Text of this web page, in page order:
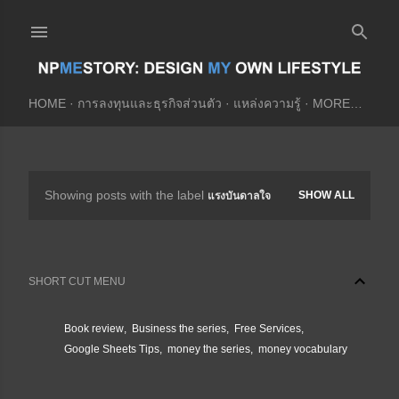
HOME การลงทุนและธุรกิจส่วนตัว แหล่งความรู้ MORE…
PShowing posts with the label แรงบันดาลใจ SHOW ALL
SHORT CUT MENU
Book review Business the series
Free Services
Google Sheets Tips
money the series money vocabulary